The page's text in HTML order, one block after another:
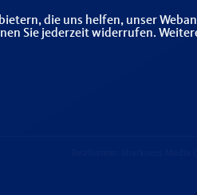
die uns helfen, unser
Sie jederzeit widerrufen.